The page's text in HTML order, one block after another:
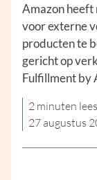
Amazon heeft
voor externe
producten te
gericht op
Fulfillment by
2 minuten
27 augustus